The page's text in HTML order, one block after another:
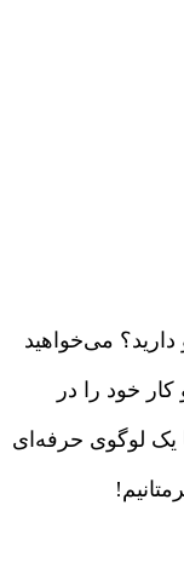
دارید؟ می‌خواهید
خود را در
یک لوگوی حرفه‌ای